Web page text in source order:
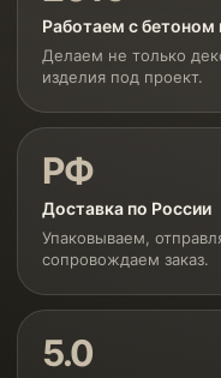
Работаем с
Делаем не только
изделия под проект.
РФ
Доставка по России
Упаковываем,
сопровождаем заказ.
5.0